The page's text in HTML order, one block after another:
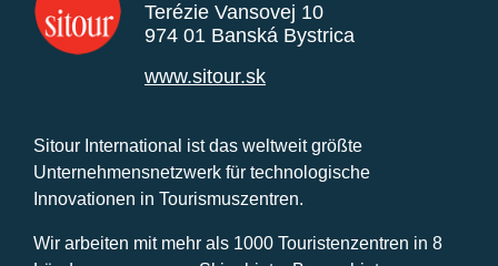
Terézie Vansovej 10
974 01 Banská Bystrica
www.sitour.sk
Sitour International ist das weltweit größte
Unternehmensnetzwerk für technologische
Innovationen in Tourismuszentren.
Wir arbeiten mit mehr als 1000 Touristenzentren in 8